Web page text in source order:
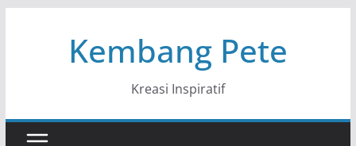
Kembang Pete
Kreasi Inspiratif